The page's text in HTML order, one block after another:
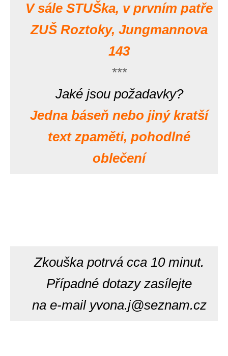
V sále STUŠka, v prvním patře
ZUŠ Roztoky, Jungmannova
143
***
Jaké jsou požadavky?
Jedna báseň nebo jiný kratší
text zpaměti, pohodlné
oblečení
Zkouška potrvá cca 10 minut.
Případné dotazy zasílejte
na e-mail yvona.j@seznam.cz